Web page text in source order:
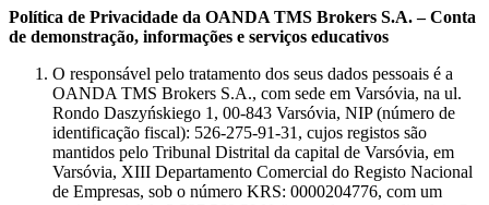
Política de Privacidade da OANDA TMS Brokers S.A. – Conta
de demonstração, informações e serviços educativos
O responsável pelo tratamento dos seus dados pessoais é a
OANDA TMS Brokers S.A., com sede em Varsóvia, na ul.
Rondo Daszyńskiego 1, 00-843 Varsóvia, NIP (número de
identificação fiscal): 526-275-91-31, cujos registos são
mantidos pelo Tribunal Distrital da capital de Varsóvia, em
Varsóvia, XIII Departamento Comercial do Registo Nacional
de Empresas, sob o número KRS: 0000204776, com um